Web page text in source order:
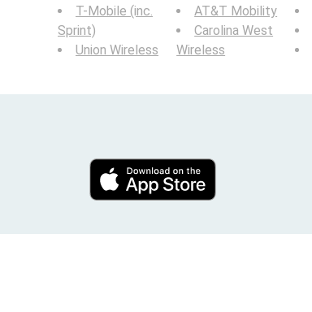
T-Mobile (inc.
Sprint)
Union Wireless
AT&T Mobility
Carolina West
Wireless